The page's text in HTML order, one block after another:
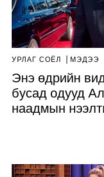
УРЛАГ СОЁЛ МЭДЭЭ
Энэ өдрийн
бусад одууд
наадмын